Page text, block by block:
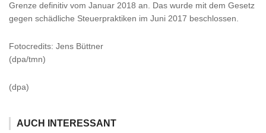
Grenze definitiv vom Januar 2018 an. Das wurde mit dem Gesetz
gegen schädliche Steuerpraktiken im Juni 2017 beschlossen.
Fotocredits: Jens Büttner
(dpa/tmn)
(dpa)
AUCH INTERESSANT